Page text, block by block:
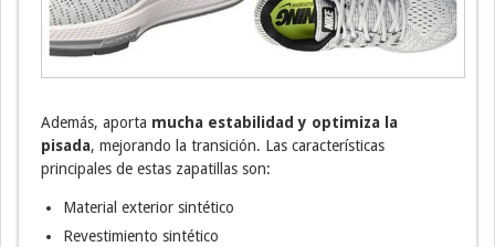
Además, aporta mucha estabilidad y optimiza la
pisada, mejorando la transición. Las características
principales de estas zapatillas son:
Material exterior sintético
Revestimiento sintético